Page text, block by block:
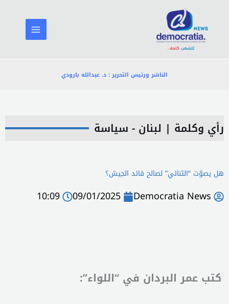
المحتوى
الناشر ورئيس التحرير : د. عبدالله بارودي
رأي وكلمة | لبنان - سياسة
هل يصوّت “الثنائي” لصالح قائد الجيش؟
Democratia News
09/01/2025
10:09
كتب عمر البردان في “اللواء”: